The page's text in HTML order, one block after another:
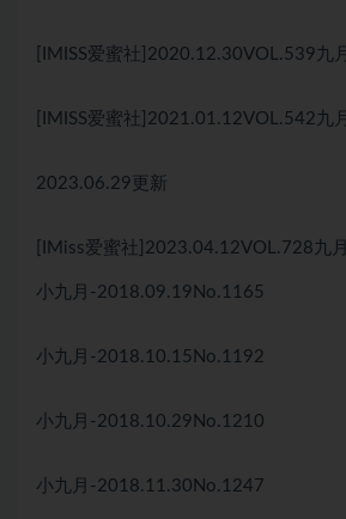
[IMISS爱蜜社]2020.12.30VOL.539九
[IMISS爱蜜社]2021.01.12VOL.542九
2023.06.29更新
[IMiss爱蜜社]2023.04.12VOL.728九
小九月-2018.09.19No.1165
小九月-2018.10.15No.1192
小九月-2018.10.29No.1210
小九月-2018.11.30No.1247